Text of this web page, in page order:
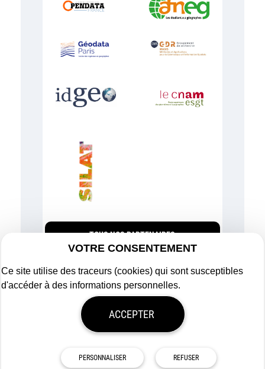
TOUS NOS PARTENAIRES
Mentions légales
Politique de confidentialité
VOTRE CONSENTEMENT
Ce site utilise des traceurs (cookies) qui sont susceptibles
d'accéder à des informations personnelles.
ACCEPTER
PERSONNALISER REFUSER